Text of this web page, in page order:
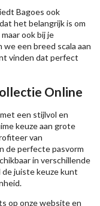
Bagoes ook
het belangrijk is om
ook bij je
een breed scala aan
vinden dat perfect
Online
een stijlvol en
keuze aan grote
van
de perfecte pasvorm
in verschillende
juiste keuze kunt
op onze website en